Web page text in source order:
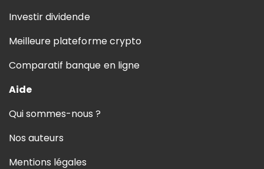
Investir dividende
Meilleure plateforme crypto
Comparatif banque en ligne
Aide
Qui sommes-nous ?
Nos auteurs
Mentions légales